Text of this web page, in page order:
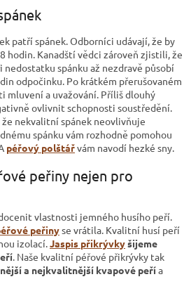
patří spánek. Odborníci udávají, že by
hodin. Kanadští vědci zároveň zjistili, že
nedostatku spánku až nezdravě působí
odpočinku. Po krátkém přerušovaném
mluvení a uvažování. Příliš dlouhý
ovlivnit schopnosti soustředění.
nekvalitní spánek neovlivňuje
spánku vám rozhodně pomohou
péřový polštářvám navodí hezké sny.
peřiny nejen pro
vlastnosti jemného husího peří.
peřinyse vrátila. Kvalitní husí peří
izolací.Jaspis přikrývkyšijeme
. Naše kvalitní péřové přikrývky tak
a nejkvalitnější kvapové peřía